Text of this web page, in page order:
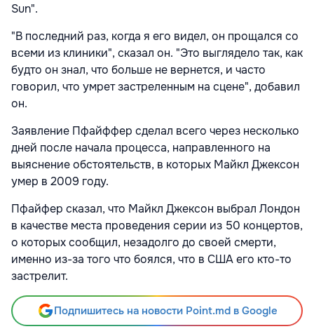
Sun".
"В последний раз, когда я его видел, он прощался со
всеми из клиники", сказал он. "Это выглядело так, как
будто он знал, что больше не вернется, и часто
говорил, что умрет застреленным на сцене", добавил
он.
Заявление Пфайффер сделал всего через несколько
дней после начала процесса, направленного на
выяснение обстоятельств, в которых Майкл Джексон
умер в 2009 году.
Пфайфер сказал, что Майкл Джексон выбрал Лондон
в качестве места проведения серии из 50 концертов,
о которых сообщил, незадолго до своей смерти,
именно из-за того что боялся, что в США его кто-то
застрелит.
Подпишитесь на новости Point.md в Google